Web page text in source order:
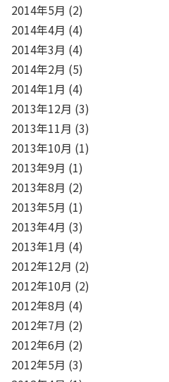
2014年5月 (2)
2014年4月 (4)
2014年3月 (4)
2014年2月 (5)
2014年1月 (4)
2013年12月 (3)
2013年11月 (3)
2013年10月 (1)
2013年9月 (1)
2013年8月 (2)
2013年5月 (1)
2013年4月 (3)
2013年1月 (4)
2012年12月 (2)
2012年10月 (2)
2012年8月 (4)
2012年7月 (2)
2012年6月 (2)
2012年5月 (3)